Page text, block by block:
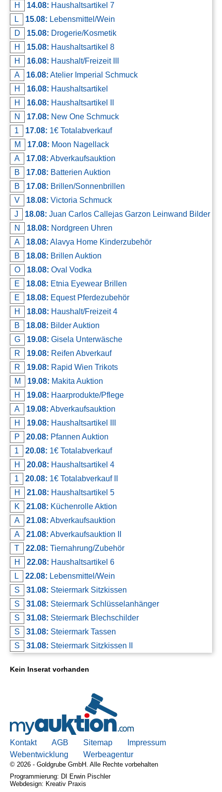
H
14.08: Haushaltsartikel 7
L
15.08: Lebensmittel/Wein
D
15.08: Drogerie/Kosmetik
H
15.08: Haushaltsartikel 8
H
16.08: Haushalt/Freizeit III
A
16.08: Atelier Imperial Schmuck
H
16.08: Haushaltsartikel
H
16.08: Haushaltsartikel II
N
17.08: New One Schmuck
1
17.08: 1€ Totalabverkauf
M
17.08: Moon Nagellack
A
17.08: Abverkaufsauktion
B
17.08: Batterien Auktion
B
17.08: Brillen/Sonnenbrillen
V
18.08: Victoria Schmuck
J
18.08: Juan Carlos Callejas Garzon Leinwand Bilder
N
18.08: Nordgreen Uhren
A
18.08: Alavya Home Kinderzubehör
B
18.08: Brillen Auktion
O
18.08: Oval Vodka
E
18.08: Etnia Eyewear Brillen
E
18.08: Equest Pferdezubehör
H
18.08: Haushalt/Freizeit 4
B
18.08: Bilder Auktion
G
19.08: Gisela Unterwäsche
R
19.08: Reifen Abverkauf
R
19.08: Rapid Wien Trikots
M
19.08: Makita Auktion
H
19.08: Haarprodukte/Pflege
A
19.08: Abverkaufsauktion
H
19.08: Haushaltsartikel III
P
20.08: Pfannen Auktion
1
20.08: 1€ Totalabverkauf
H
20.08: Haushaltsartikel 4
1
20.08: 1€ Totalabverkauf II
H
21.08: Haushaltsartikel 5
K
21.08: Küchenrolle Aktion
A
21.08: Abverkaufsauktion
A
21.08: Abverkaufsauktion II
T
22.08: Tiernahrung/Zubehör
H
22.08: Haushaltsartikel 6
L
22.08: Lebensmittel/Wein
S
31.08: Steiermark Sitzkissen
S
31.08: Steiermark Schlüsselanhänger
S
31.08: Steiermark Blechschilder
S
31.08: Steiermark Tassen
S
31.08: Steiermark Sitzkissen II
Kein Inserat vorhanden
Kontakt AGB Sitemap
Impressum
Webentwicklung
Werbeagentur
© 2026 - Goldgrube GmbH. Alle Rechte vorbehalten
Programmierung: DI Erwin Pischler
Webdesign: Kreativ Praxis